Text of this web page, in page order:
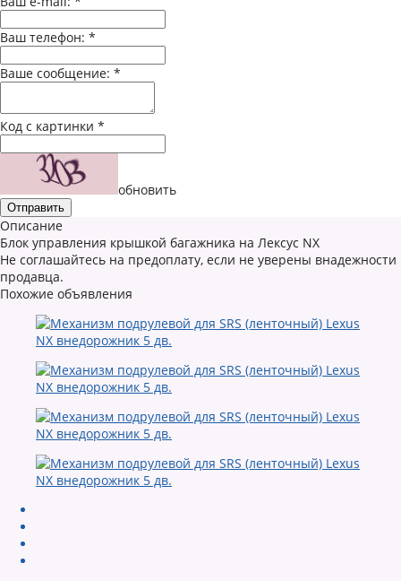
Ваш телефон: *
Ваше сообщение: *
Код с картинки *
обновить
Описание
Блок управления крышкой багажника на Лексус NX
Не соглашайтесь на предоплату, если не уверены внадежности
продавца.
Похожие объявления